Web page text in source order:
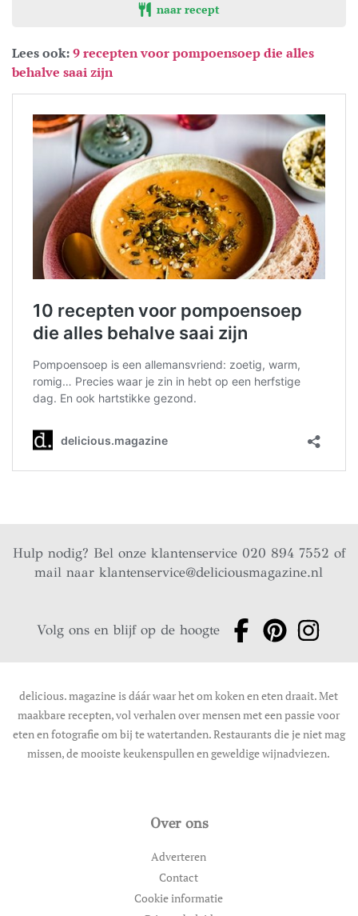
naar recept
Lees ook:9 recepten voor pompoensoep die alles
behalve saai zijn
Hulp nodig? Bel onze klantenservice 020 894 7552 of
mail naarklantenservice@deliciousmagazine.nl
Volg ons en blijf op de hoogte
delicious. magazine is dáár waar het om koken en eten draait. Met
maakbare recepten, vol verhalen over mensen met een passie voor
eten en fotografie om bij te watertanden. Restaurants die je niet mag
missen, de mooiste keukenspullen en geweldige wijnadviezen.
Over ons
Adverteren
Contact
Cookie informatie